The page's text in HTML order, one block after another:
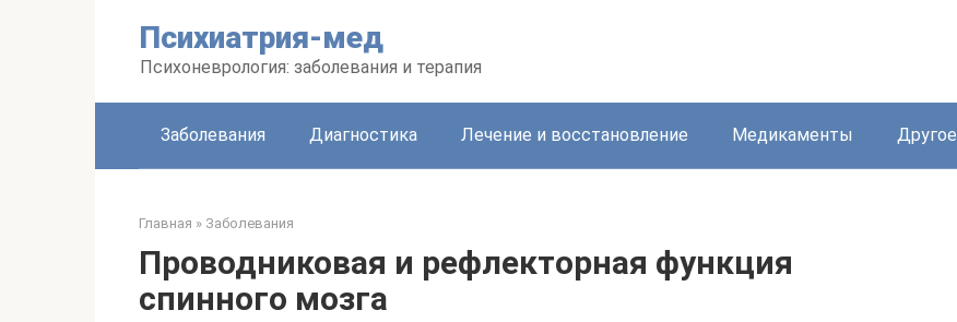
Психиатрия-мед
Психоневрология: заболевания и терапия
Заболевания Диагностика Лечение и восстановление Медикаменты Другое
Главная » Заболевания
Проводниковая и рефлекторная функция
спинного мозга